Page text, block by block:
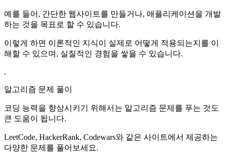
예를 들어, 간단한 웹사이트를 만들거나, 애플리케이션을 개발
하는 것을 목표로 할 수 있습니다.
이렇게 하면 이론적인 지식이 실제로 어떻게 적용되는지를 이
해할 수 있으며, 실질적인 경험을 쌓을 수 있습니다.
.
알고리즘 문제 풀이
코딩 능력을 향상시키기 위해서는 알고리즘 문제를 푸는 것도
큰 도움이 됩니다.
LeetCode, HackerRank, Codewars와 같은 사이트에서 제공하는
다양한 문제를 풀어보세요.